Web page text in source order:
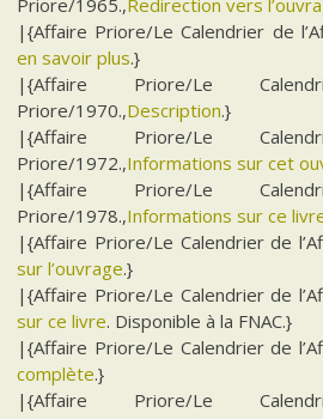
Priore/1965.,Redirection vers
|{Affaire Priore/Le Calendrier de
en savoir plus.}
|{Affaire Priore/Le
Priore/1970.,Description.}
|{Affaire Priore/Le
Priore/1972.,Informations sur cet
|{Affaire Priore/Le
Priore/1978.,Informations sur ce
|{Affaire Priore/Le Calendrier de
sur l’ouvrage.}
|{Affaire Priore/Le Calendrier de
sur ce livre. Disponible à la FNAC.}
|{Affaire Priore/Le Calendrier de
complète.}
|{Affaire Priore/Le